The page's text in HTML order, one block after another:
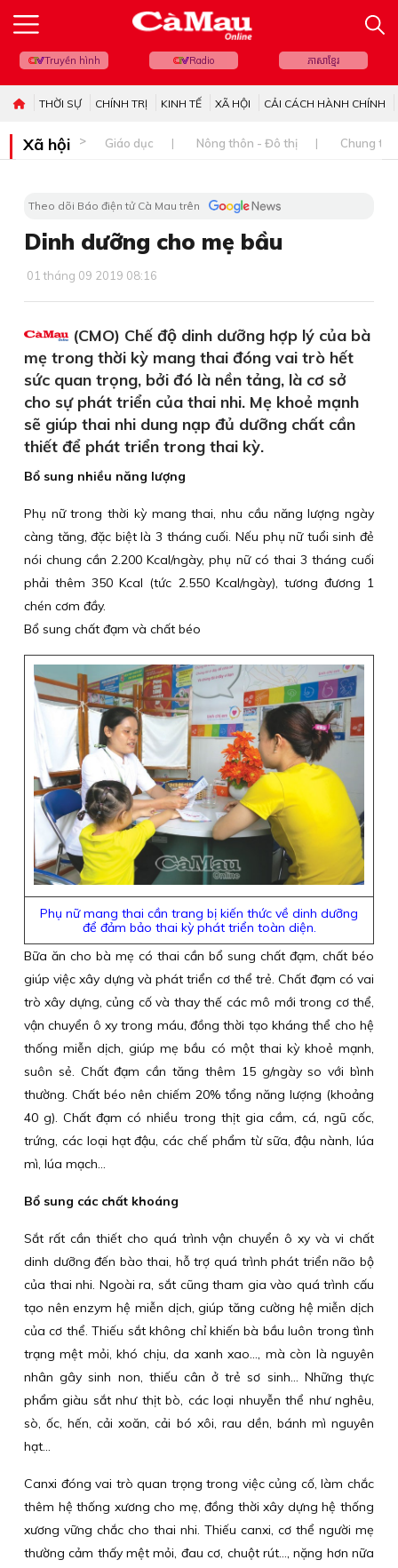
Truyền hình Radio ភាសាខ្មែរ
THỜI SỰ CHÍNH TRỊ KINH TẾ XÃ HỘI CẢI CÁCH HÀNH CHÍNH
Xã hội Giáo dục Nông thôn - Đô thị Chung
Theo dõi Báo điện tử Cà Mau trên
Dinh dưỡng cho mẹ bầu
01 tháng 09 2019 08:16
(CMO) Chế độ dinh dưỡng hợp lý của bà
mẹ trong thời kỳ mang thai đóng vai trò hết
sức quan trọng, bởi đó là nền tảng, là cơ sở
cho sự phát triển của thai nhi. Mẹ khoẻ mạnh
sẽ giúp thai nhi dung nạp đủ dưỡng chất cần
thiết để phát triển trong thai kỳ.
Bổ sung nhiều năng lượng
Phụ nữ trong thời kỳ mang thai, nhu cầu năng lượng ngày
càng tăng, đặc biệt là 3 tháng cuối. Nếu phụ nữ tuổi sinh đẻ
nói chung cần 2.200 Kcal/ngày, phụ nữ có thai 3 tháng cuối
phải thêm 350 Kcal (tức 2.550 Kcal/ngày), tương đương 1
chén cơm đầy.
Bổ sung chất đạm và chất béo
Phụ nữ mang thai cần trang bị kiến thức về dinh dưỡng
để đảm bảo thai kỳ phát triển toàn diện.
Bữa ăn cho bà mẹ có thai cần bổ sung chất đạm, chất béo
giúp việc xây dựng và phát triển cơ thể trẻ. Chất đạm có vai
trò xây dựng, củng cố và thay thế các mô mới trong cơ thể,
vận chuyển ô xy trong máu, đồng thời tạo kháng thể cho hệ
thống miễn dịch, giúp mẹ bầu có một thai kỳ khoẻ mạnh,
suôn sẻ. Chất đạm cần tăng thêm 15 g/ngày so với bình
thường. Chất béo nên chiếm 20% tổng năng lượng (khoảng
40 g). Chất đạm có nhiều trong thịt gia cầm, cá, ngũ cốc,
trứng, các loại hạt đậu, các chế phẩm từ sữa, đậu nành, lúa
mì, lúa mạch…
Bổ sung các chất khoáng
Sắt rất cần thiết cho quá trình vận chuyển ô xy và vi chất
dinh dưỡng đến bào thai, hỗ trợ quá trình phát triển não bộ
của thai nhi. Ngoài ra, sắt cũng tham gia vào quá trình cấu
tạo nên enzym hệ miễn dịch, giúp tăng cường hệ miễn dịch
của cơ thể. Thiếu sắt không chỉ khiến bà bầu luôn trong tình
trạng mệt mỏi, khó chịu, da xanh xao…, mà còn là nguyên
nhân gây sinh non, thiếu cân ở trẻ sơ sinh… Những thực
phẩm giàu sắt như thịt bò, các loại nhuyễn thể như nghêu,
sò, ốc, hến, cải xoăn, cải bó xôi, rau dền, bánh mì nguyên
hạt…
Canxi đóng vai trò quan trọng trong việc củng cố, làm chắc
thêm hệ thống xương cho mẹ, đồng thời xây dựng hệ thống
xương vững chắc cho thai nhi. Thiếu canxi, cơ thể người mẹ
thường cảm thấy mệt mỏi, đau cơ, chuột rút…, nặng hơn nữa